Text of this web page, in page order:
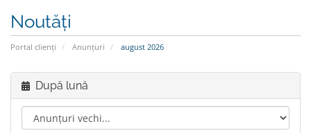
Noutăți
Portal clienți Anunțuri august 2026
După lună